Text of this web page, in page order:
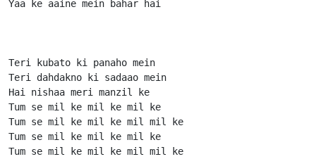
Yaa ke aaine mein bahar hai
Teri kubato ki panaho mein
Teri dahdakno ki sadaao mein
Hai nishaa meri manzil ke
Tum se mil ke mil ke mil ke
Tum se mil ke mil ke mil mil ke
Tum se mil ke mil ke mil ke
Tum se mil ke mil ke mil mil ke